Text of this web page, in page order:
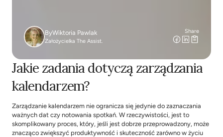
ByWiktoria Pawlak
Założycielka The Assist.
Share
Jakie zadania dotyczą zarządzania
kalendarzem?
Zarządzanie kalendarzem nie ogranicza się jedynie do zaznaczania
ważnych dat czy notowania spotkań. W rzeczywistości, jest to
skomplikowany proces, który, jeśli jest dobrze przeprowadzony, może
znacząco zwiększyć produktywność i skuteczność zarówno w życiu